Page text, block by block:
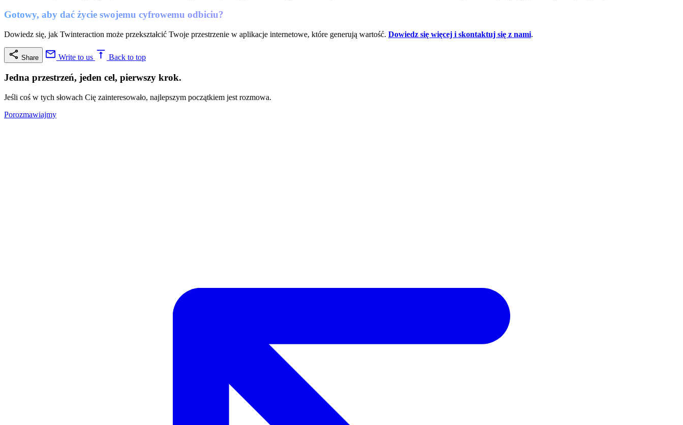
Gotowy, aby dać życie swojemu cyfrowemu odbiciu?
Dowiedz się, jak Twinteraction może przekształcić Twoje przestrzenie w aplikacje internetowe, które generują wartość. Dowiedz się więcej i skontaktuj się z nami.
Share Write to us Back to top
Jedna przestrzeń, jeden cel, pierwszy krok.
Jeśli coś w tych słowach Cię zainteresowało, najlepszym początkiem jest rozmowa.
Porozmawiajmy